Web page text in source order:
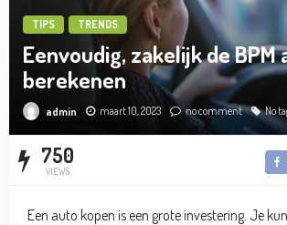
TIPS TRENDS
Eenvoudig, zakelijk de BPM
berekenen
admin maart 10, 2023 no comment No
750
VIEWS
Een auto kopen is een grote investering. Je